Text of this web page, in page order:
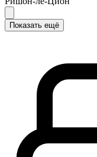
Показать ещё